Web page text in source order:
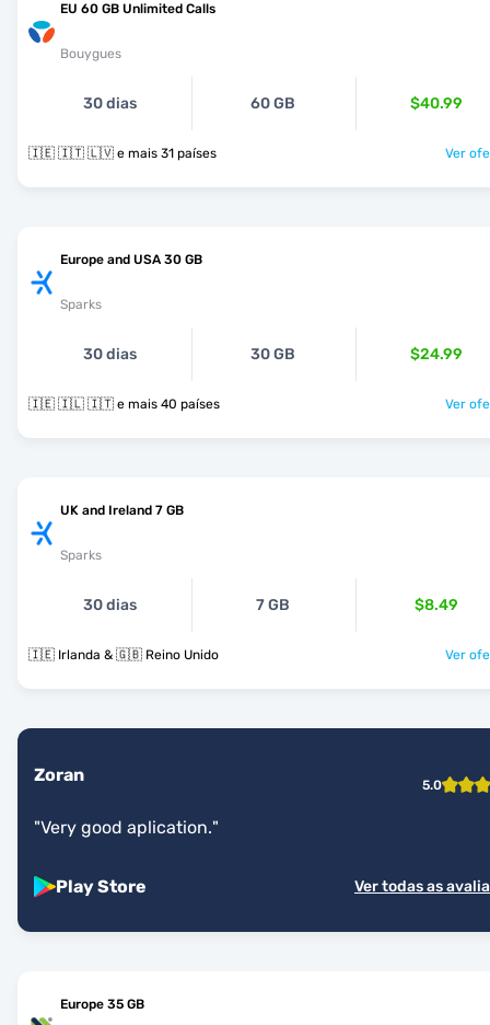
EU 60 GB Unlimited Calls
Bouygues
30 dias 60 GB $40.99
🇮🇪 🇮🇹 🇱🇻 e mais 31 países Ver
Europe and USA 30 GB
Sparks
30 dias 30 GB $24.99
🇮🇪 🇮🇱 🇮🇹 e mais 40 países Ver
UK and Ireland 7 GB
Sparks
30 dias 7 GB $8.49
🇮🇪 Irlanda & 🇬🇧 Reino Unido Ver
Zoran 5.0
"Very good aplication."
Play Store Ver todas as
Europe 35 GB